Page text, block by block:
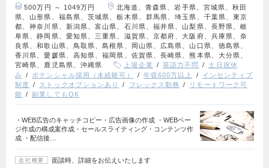
500万円 ～ 1049万円
北海道、青森県、岩手県、宮城県、秋田
県、山形県、福島県、茨城県、栃木県、群馬県、埼玉県、千葉県、東京
都、神奈川県、新潟県、富山県、石川県、福井県、山梨県、長野県、岐
阜県、静岡県、愛知県、三重県、滋賀県、京都府、大阪府、兵庫県、奈
良県、和歌山県、鳥取県、島根県、岡山県、広島県、山口県、徳島県、
香川県、愛媛県、高知県、福岡県、佐賀県、長崎県、熊本県、大分県、
宮崎県、鹿児島県、沖縄県
上場企業 英語力不問
土日祝休
み
ポテンシャル採用（未経験可） 年収600万以上
インセンティブ
制度
ストックオプションあり フレックス勤務
リモートワーク可
能
副業してもOK
・WEB広告のキャッチコピー・広告画像の作成 ・WEBペー
ジ作成の構成案作成・セールスライティング・コンテンツ作
成 ・配信後…
会社概要 面談時、詳細をお伝えいたします